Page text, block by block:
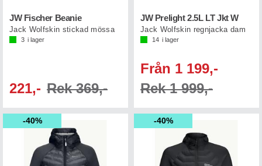
JW Fischer Beanie
Jack Wolfskin stickad mössa
3 i lager
221,- Rek 369,-
JW Prelight 2.5L LT Jkt W
Jack Wolfskin regnjacka dam
14 i lager
Från 1 199,-
Rek 1 999,-
40% 40%